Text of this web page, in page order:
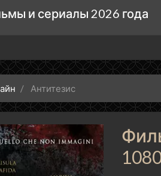
и сериалы 2026 года
Антитезис